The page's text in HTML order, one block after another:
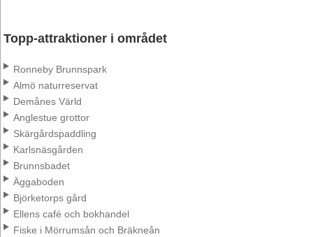
Topp-attraktioner i området
Ronneby Brunnspark
Almö naturreservat
Demånes Värld
Anglestue grottor
Skärgårdspaddling
Karlsnäsgården
Brunnsbadet
Äggaboden
Björketorps gård
Ellens café och bokhandel
Fiske i Mörrumsån och Bräkneån